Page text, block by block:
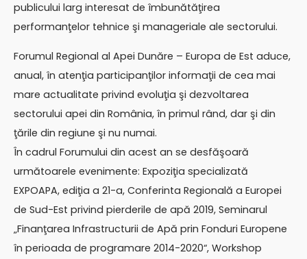
publicului larg interesat de îmbunătăţirea
performanţelor tehnice şi manageriale ale sectorului.
Forumul Regional al Apei Dunăre – Europa de Est aduce,
anual, în atenţia participanţilor informaţii de cea mai
mare actualitate privind evoluţia şi dezvoltarea
sectorului apei din România, în primul rând, dar şi din
ţările din regiune şi nu numai.
În cadrul Forumului din acest an se desfăşoară
următoarele evenimente: Expoziţia specializată
EXPOAPA, ediţia a 21-a, Conferinta Regională a Europei
de Sud-Est privind pierderile de apă 2019, Seminarul
„Finanţarea Infrastructurii de Apă prin Fonduri Europene
în perioada de programare 2014-2020“, Workshop